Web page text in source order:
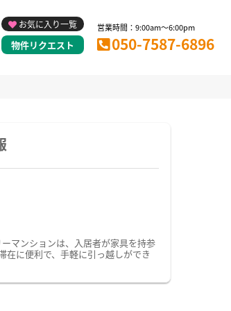
お気に入り一覧
物件リクエスト
営業時間：9:00am～6:00pm
050-7587-6896
マンションは、入居者が家具を持参
在に便利で、手軽に引っ越しができ